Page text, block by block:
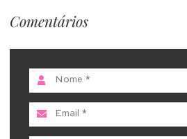
Comentários